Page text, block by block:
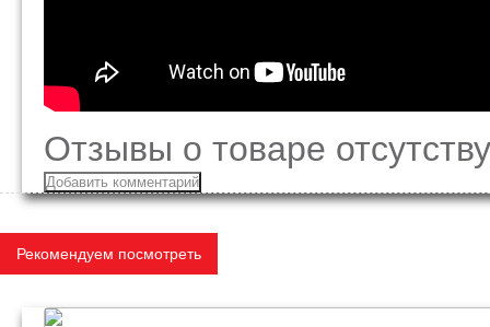
Отзывы о товаре
Добавить комментарий
Рекомендуем посмотреть